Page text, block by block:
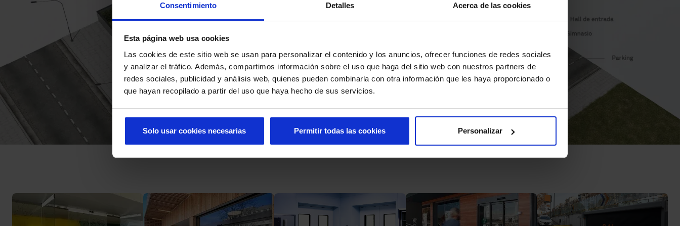
Consentimiento Detalles Acerca de las cookies
Esta página web usa cookies
Las cookies de este sitio web se usan para personalizar el contenido y los anuncios, ofrecer funciones de redes sociales
y analizar el tráfico. Además, compartimos información sobre el uso que haga del sitio web con nuestros partners de
redes sociales, publicidad y análisis web, quienes pueden combinarla con otra información que les haya proporcionado o
que hayan recopilado a partir del uso que haya hecho de sus servicios.
Solo usar cookies necesarias Personalizar
Permitir todas las cookies
1
5